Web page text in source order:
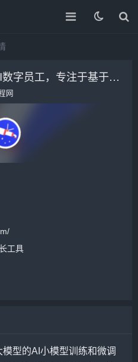
星搭AI - 搭建你专属的AI数字员工，专注于基于大模型的AI小模型训练和微调
网
工具
型的AI小模型训练和微调